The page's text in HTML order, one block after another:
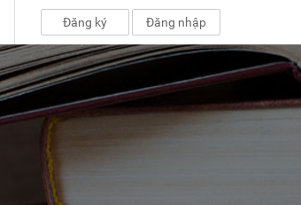
Đăng ký Đăng nhập